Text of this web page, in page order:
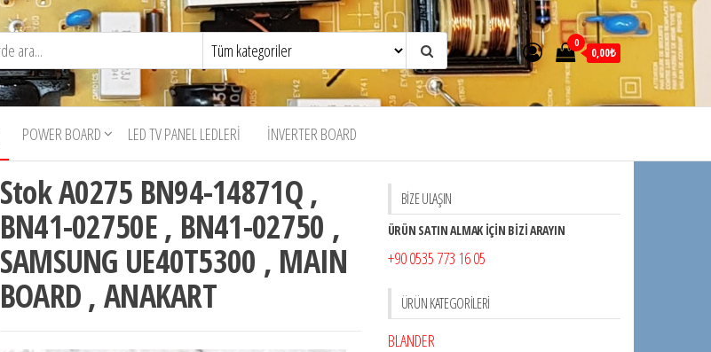
0
0,00₺
POWER BOARD LED TV PANEL LEDLERI İNVERTER BOARD
Stok A0275 BN94-14871Q ,
BN41-02750E , BN41-02750 ,
SAMSUNG UE40T5300 , MAIN
BOARD , ANAKART
BİZE ULAŞIN
ÜRÜN SATIN ALMAK İÇİN BİZİ ARAYIN
+90 0535 773 16 05
ÜRÜN KATEGORILERI
BLANDER